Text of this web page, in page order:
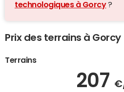
technologiques à Gorcy?
Prix des terrains à Gorcy
Terrains
207